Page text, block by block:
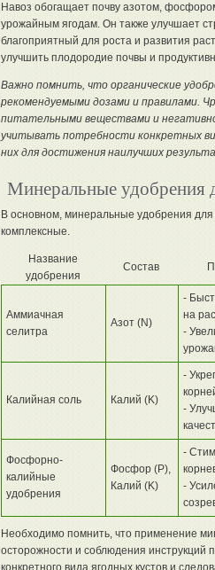
Навоз обогащает почву азотом,
урожайным ягодам. Он также улучшает
благоприятный для роста и развития
улучшить плодородие почвы и
Важно помнить, что органические
рекомендуемыми дозами и правилами.
питательными веществами и
учитывать потребности конкретных
них для достижения наилучших
Минеральные удобрения
В основном, минеральные удобрения для
комплексные.
Название
удобрения
Состав
Аммиачная
селитра
Азот (N)
-
на
-
Калийная соль Калий (K)
-
-
Фосфорно-
калийные
удобрения
Фосфор (Р),
Калий (K)
-
-
Необходимо помнить, что применение
осторожности и соблюдения
конкретного вида ягодных кустов и